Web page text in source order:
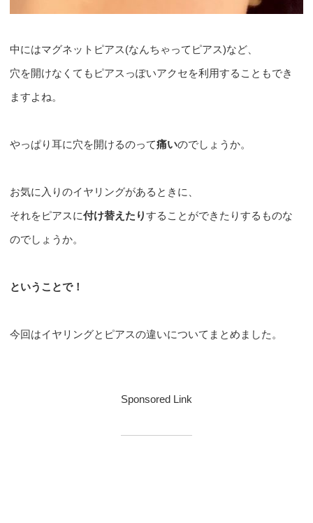
中にはマグネットピアス(なんちゃってピアス)など、
穴を開けなくてもピアスっぽいアクセを利用することもでき
ますよね。
やっぱり耳に穴を開けるのって痛いのでしょうか。
お気に入りのイヤリングがあるときに、
それをピアスに付け替えたりすることができたりするものな
のでしょうか。
ということで！
今回はイヤリングとピアスの違いについてまとめました。
Sponsored Link